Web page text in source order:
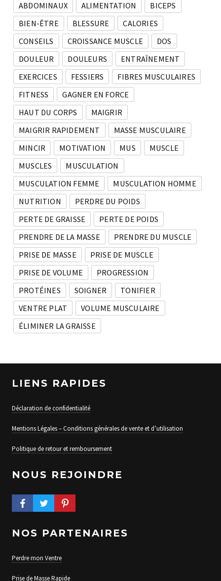
ABDOMINAUX ALIMENTATION
BICEPS
BIEN-ÊTRE
BLESSURE
CALORIES
CONSEILS
CROISSANCE MUSCLE
DOS
DOULEUR
DOULEURS
ENTRAÎNEMENT
EXERCICES
FESSIERS
FIBRES MUSCULAIRES
FITNESS
GAGNER EN FORCE
HAUT DU CORPS
MAIGRIR
MAIGRIR RAPIDEMENT
MASSE MUSCULAIRE
MINCIR
MOTIVATION MUS
MUSCLE
MUSCLES
MUSCULATION
MUSCULATION FEMME
MUSCULATION HOMME
NUTRITION
PERDRE DU POIDS
PERTE DE GRAISSE
PERTE DE POIDS
PRENDRE DE LA MASSE
PRENDRE DU MUSCLE
PRISE DE MASSE
PRISE DE MUSCLE
PRISE DE VOLUME
PROGRESSION
PROTÉINES
SOIGNER
TONIFIER
VENTRE PLAT
VOLUME MUSCULAIRE
ÉLIMINER LA GRAISSE
LIENS RAPIDES
Déclaration de confidentialité
Mentions Légales – Conditions générales de vente et d’utilisation
Politique de retour et remboursement
NOUS REJOINDRE
FACEBOOK PROFILE
TWITTER PROFILEPINTEREST PROFILE
NOS PARTENAIRES
Perdre mon Ventre
Prise de Masse Rapide